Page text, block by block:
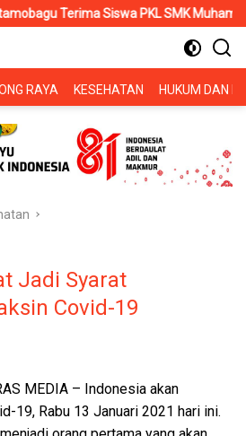
Siswa PKL SMK Muhammadiyah,
RAYA KESEHATAN HUKUM DAN
Jadi Syarat
Covid-19
MEDIA – Indonesia akan
19, Rabu 13 Januari 2021 hari ini.